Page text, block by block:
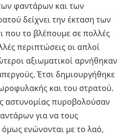
φαντάρων και των
δείχνει την έκταση των
που το βλέπουμε σε πολλές
περιπτώσεις οι απλοί
αξιωματικοί αρνήθηκαν
Έτσι δημιουργήθηκε
και του στρατού.
αστυνομίας πυροβολούσαν
για να τους
ενώνονται με το λαό,